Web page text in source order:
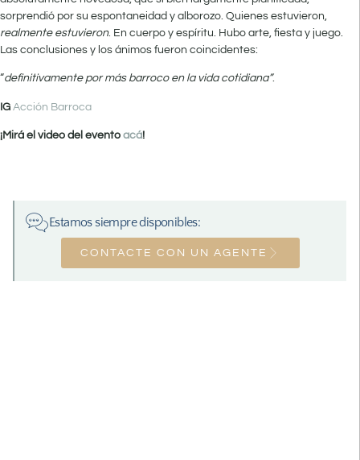
sorprendió por su espontaneidad y alborozo. Quienes estuvieron,
realmente estuvieron. En cuerpo y espíritu. Hubo arte, fiesta y juego.
Las conclusiones y los ánimos fueron coincidentes:
“definitivamente por más barroco en la vida cotidiana”.
IG Acción Barroca
¡Mirá el video del evento acá!
Estamos siempre disponibles:
CONTACTE CON UN AGENTE